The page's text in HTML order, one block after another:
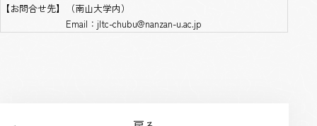
【お問合せ先】
（南山大学内）
Email ： jltc-chubu@nanzan-u.ac.jp